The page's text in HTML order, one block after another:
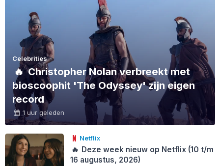
Celebrities
🔥Christopher Nolan verbreekt met
bioscoophit 'The Odyssey' zijn eigen
record
1 uur geleden
Netflix
🔥 Deze week nieuw op Netflix (10 t/m
16 augustus, 2026)